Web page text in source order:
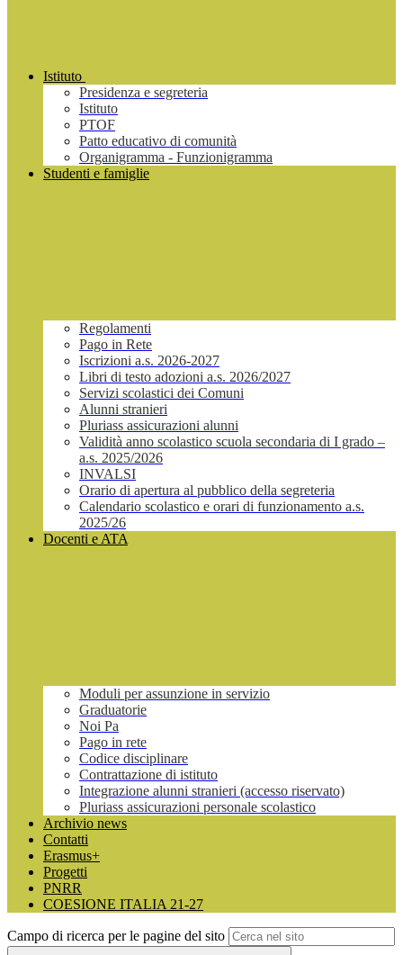
Istituto
Presidenza e segreteria
Istituto
PTOF
Patto educativo di comunità
Organigramma - Funzionigramma
Studenti e famiglie
Regolamenti
Pago in Rete
Iscrizioni a.s. 2026-2027
Libri di testo adozioni a.s. 2026/2027
Servizi scolastici dei Comuni
Alunni stranieri
Pluriass assicurazioni alunni
Validità anno scolastico scuola secondaria di I grado –
a.s. 2025/2026
INVALSI
Orario di apertura al pubblico della segreteria
Calendario scolastico e orari di funzionamento a.s.
2025/26
Docenti e ATA
Moduli per assunzione in servizio
Graduatorie
Noi Pa
Pago in rete
Codice disciplinare
Contrattazione di istituto
Integrazione alunni stranieri (accesso riservato)
Pluriass assicurazioni personale scolastico
Archivio news
Contatti
Erasmus+
Progetti
PNRR
COESIONE ITALIA 21-27
Campo di ricerca per le pagine del sito